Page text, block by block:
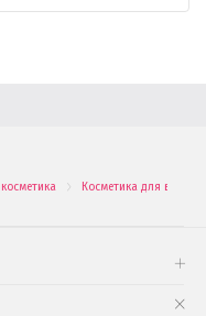
. Косметика для волос